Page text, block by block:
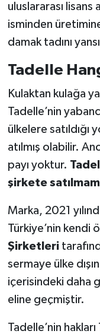
uluslararası lisans
isminden
damak tadını
Tadelle
Kulaktan kulağa
Tadelle’nin
ülkelere satıldığı
atılmış olabilir.
payı yoktur.
şirkete
Marka, 2021
Türkiye’nin kendi
Şirketleri
sermaye ülke
içerisindeki daha
eline geçmiştir.
Tadelle’nin